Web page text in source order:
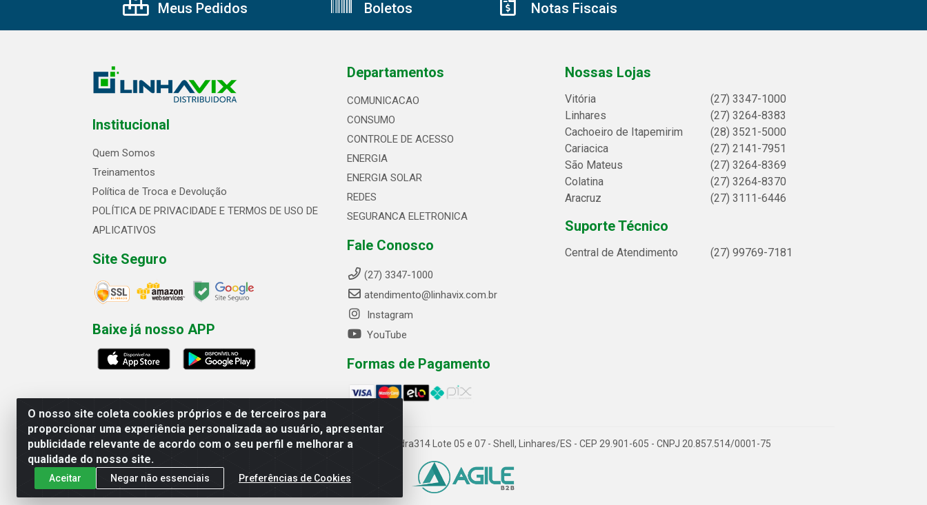
O nosso site coleta cookies próprios e de terceiros para
proporcionar uma experiência personalizada ao usuário, apresentar
publicidade relevante de acordo com o seu perfil e melhorar a
qualidade do nosso site.
Aceitar Negar não essenciais Preferências de Cookies
Meus Pedidos Boletos Notas Fiscais
Institucional
Quem Somos
Treinamentos
Política de Troca e Devolução
POLÍTICA DE PRIVACIDADE E TERMOS DE USO DE
APLICATIVOS
Site Seguro
Baixe já nosso APP
Departamentos
COMUNICACAO
CONSUMO
CONTROLE DE ACESSO
ENERGIA
ENERGIA SOLAR
REDES
SEGURANCA ELETRONICA
Fale Conosco
(27) 3347-1000
atendimento@linhavix.com.br
Instagram
YouTube
Formas de Pagamento
Nossas Lojas
Vitória
(27) 3347-1000
Linhares
(27) 3264-8383
Cachoeiro de Itapemirim
(28) 3521-5000
Cariacica
(27) 2141-7951
São Mateus
(27) 3264-8369
Colatina
(27) 3264-8370
Aracruz
(27) 3111-6446
Suporte Técnico
Central de Atendimento (27) 99769-7181
Linhavix Distribuidora LTDA - Avenida Alegre, 2521 - Quadra314 Lote 05 e 07 - Shell, Linhares/ES - CEP 29.901-605 - CNPJ 20.857.514/0001-75